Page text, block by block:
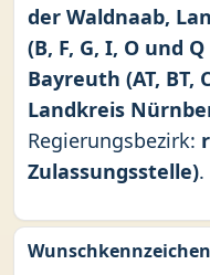
der Waldnaab,
(B, F, G, I, O und
Bayreuth (AT, BT,
Landkreis
Regierungsbezirk:
Zulassungsstelle).